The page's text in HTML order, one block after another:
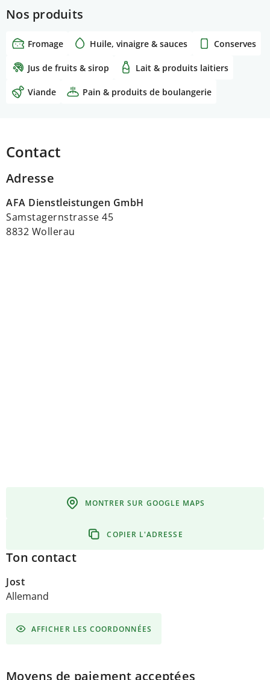
Nos produits
Fromage Huile, vinaigre & sauces Conserves
Jus de fruits & sirop Lait & produits laitiers
Viande Pain & produits de boulangerie
Contact
Adresse
AFA Dienstleistungen GmbH
Samstagernstrasse 45
8832 Wollerau
MONTRER SUR GOOGLE MAPS
COPIER L'ADRESSE
Ton contact
Jost
Allemand
AFFICHER LES COORDONNÉES
Moyens de paiement acceptées